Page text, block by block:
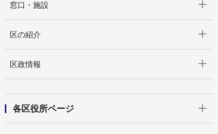
窓口・施設
区の紹介
区政情報
各区役所ページ